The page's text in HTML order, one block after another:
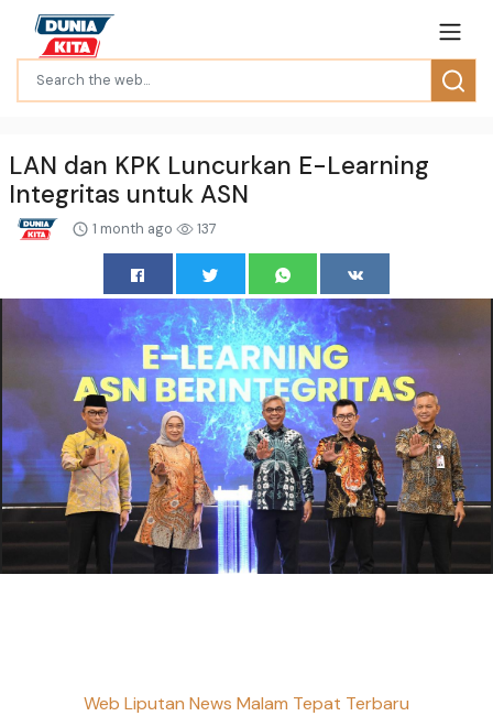
LAN dan KPK Luncurkan E-Learning
Integritas untuk ASN
1 month ago 137
Web Liputan News Malam Tepat Terbaru